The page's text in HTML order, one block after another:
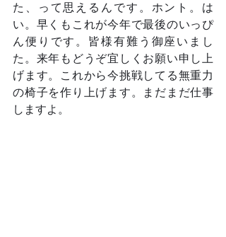
た、って思えるんです。ホント。は
い。早くもこれが今年で最後のいっぴ
ん便りです。皆様有難う御座いまし
た。来年もどうぞ宜しくお願い申し上
げます。これから今挑戦してる無重力
の椅子を作り上げます。まだまだ仕事